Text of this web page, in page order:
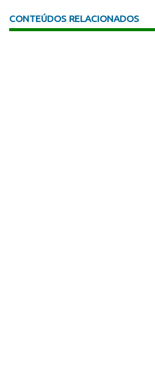
CONTEÚDOS RELACIONADOS